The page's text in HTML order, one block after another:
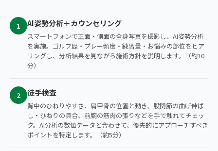
1 AI姿勢分析＋カウンセリング
スマートフォンで正面・側面の全身写真を撮影し、AI姿勢分析
を実施。ゴルフ歴・プレー頻度・練習量・お悩みの部位をヒア
リングし、分析結果を見ながら施術方針を説明します。（約10
分）
2 徒手検査
背中のひねりやすさ、肩甲骨の位置と動き、股関節の曲げ伸ば
し・ひねりの具合、前腕の筋肉の張りなどを手で触れてチェッ
ク。AI分析の数値データと合わせて、優先的にアプローチすべき
ポイントを特定します。（約5分）